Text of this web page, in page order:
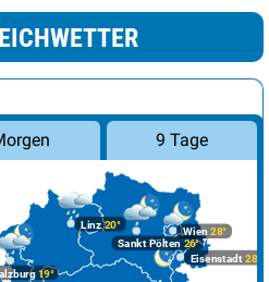
9 Tage
Linz20°
19°
Wien 28°
Eisenstadt 28°
Sankt Pölten 26°